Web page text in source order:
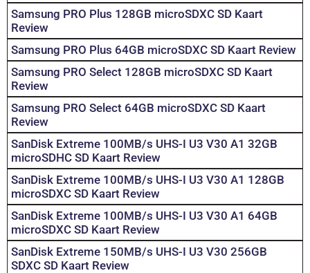
Samsung PRO Plus 128GB microSDXC SD Kaart
Review
Samsung PRO Plus 64GB microSDXC SD Kaart Review
Samsung PRO Select 128GB microSDXC SD Kaart
Review
Samsung PRO Select 64GB microSDXC SD Kaart
Review
SanDisk Extreme 100MB/s UHS-I U3 V30 A1 32GB
microSDHC SD Kaart Review
SanDisk Extreme 100MB/s UHS-I U3 V30 A1 128GB
microSDXC SD Kaart Review
SanDisk Extreme 100MB/s UHS-I U3 V30 A1 64GB
microSDXC SD Kaart Review
SanDisk Extreme 150MB/s UHS-I U3 V30 256GB
SDXC SD Kaart Review